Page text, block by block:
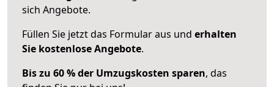
sich Angebote.
Füllen Sie jetzt das Formular aus und erhalten
Sie kostenlose Angebote.
Bis zu 60 % der Umzugskosten sparen, das